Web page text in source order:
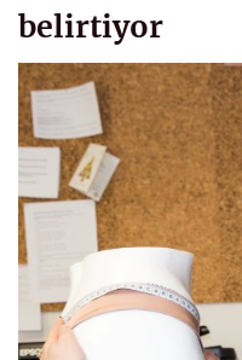
belirtiyor